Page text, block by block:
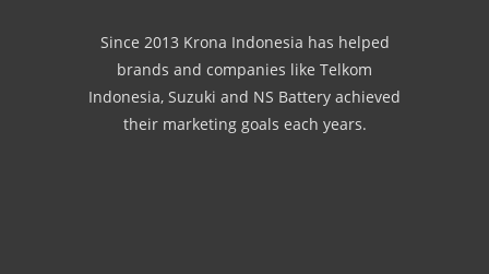
Since 2013 Krona Indonesia has helped
brands and companies like Telkom
Indonesia, Suzuki and NS Battery achieved
their marketing goals each years.